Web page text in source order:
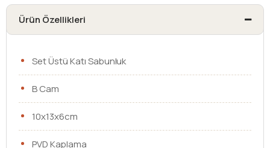
Ürün Özellikleri
Set Üstü Katı Sabunluk
B Cam
10x13x6cm
PVD Kaplama